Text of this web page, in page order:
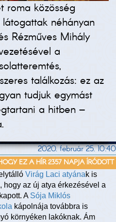
roma közösség
néhányan
Rézműves Mihály
a
találkozás: ez az
tudjuk egymást
a hitben –
2020. február 25. 10:40
EZ A HÍR 2357 NAPJA ÍRÓDOTT
Virág Laci atyának is
hogy az új atya érkezésével a
A Sója Miklós
kápolnája továbbra is
környéken lakóknak. Ám